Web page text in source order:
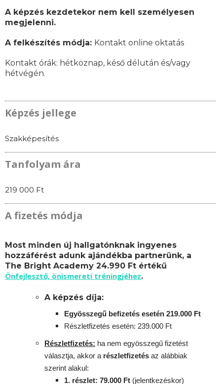
A képzés kezdetekor nem kell személyesen
megjelenni.
A felkészítés módja: Kontakt online oktatás
Kontakt órák: hétköznap, késő délután és/vagy
hétvégén.
Képzés jellege
Szakképesítés
Tanfolyam ára
219 000 Ft
A fizetés módja
Most minden új hallgatónknak ingyenes
hozzáférést adunk ajándékba partnerünk, a
The Bright Academy 24.990 Ft értékű
Önfejlesztő, önismereti tréningjéhez.
A képzés díja:
Egyösszegű befizetés esetén 219.000 Ft
Részletfizetés esetén: 239.000 Ft
Részletfizetés: ha nem egyösszegű fizetést
választja, akkor a részletfizetés az alábbiak
szerint alakul:
1. részlet: 79.000 Ft (jelentkezéskor)